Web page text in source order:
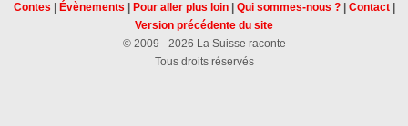
Contes Évènements Pour aller plus loin| Qui sommes-nous ?| Contact|
Version précédente du site
© 2009 - 2026 La Suisse raconte
Tous droits réservés